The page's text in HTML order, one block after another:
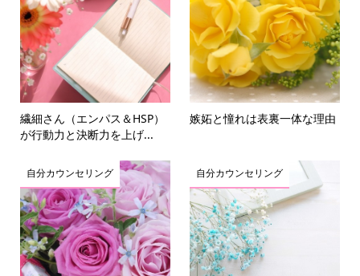
繊細さん（エンパス＆HSP）
が行動力と決断力を上げ...
嫉妬と憧れは表裏一体な理由
自分カウンセリング 自分カウンセリング